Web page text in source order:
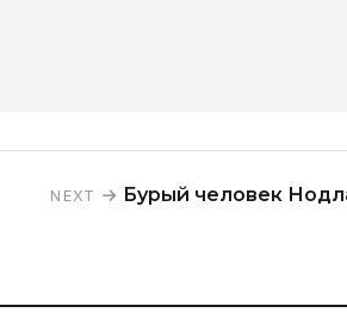
NEXT Бурый человек